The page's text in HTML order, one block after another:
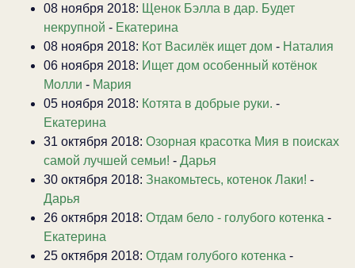
08 ноября 2018: Щенок Бэлла в дар. Будет
некрупной - Екатерина
08 ноября 2018: Кот Василёк ищет дом - Наталия
06 ноября 2018: Ищет дом особенный котёнок
Молли - Мария
05 ноября 2018: Котята в добрые руки. -
Екатерина
31 октября 2018: Озорная красотка Мия в поисках
самой лучшей семьи! - Дарья
30 октября 2018: Знакомьтесь, котенок Лаки! -
Дарья
26 октября 2018: Отдам бело - голубого котенка -
Екатерина
25 октября 2018: Отдам голубого котенка -